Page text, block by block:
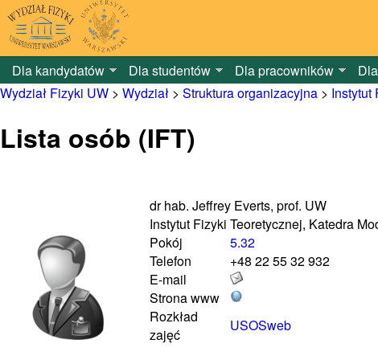
Dla kandydatów Dla studentów Dla pracowników
Wydział Fizyki UW > Wydział > Struktura organizacyjna > Instytut
Lista osób (IFT)
dr hab. Jeffrey Everts, prof. UW
Instytut Fizyki Teoretycznej, Katedra
Pokój
5.32
Telefon
+48 22 55 32 932
E-mail
Strona www
Rozkład
zajęć
USOSweb